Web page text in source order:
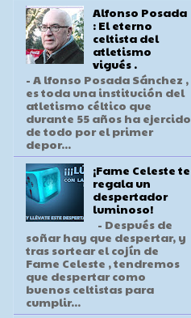
Alfonso Posada
: El eterno
celtista del
atletismo
vigués .
- A lfonso Posada Sánchez ,
es toda una institución del
atletismo céltico que
durante 55 años ha ejercido
de todo por el primer
depor...
¡Fame Celeste te
regala un
despertador
luminoso!
- Después de
soñar hay que despertar, y
tras sortear el cojín de
Fame Celeste , tendremos
que despertar como
buenos celtistas para
cumplir...